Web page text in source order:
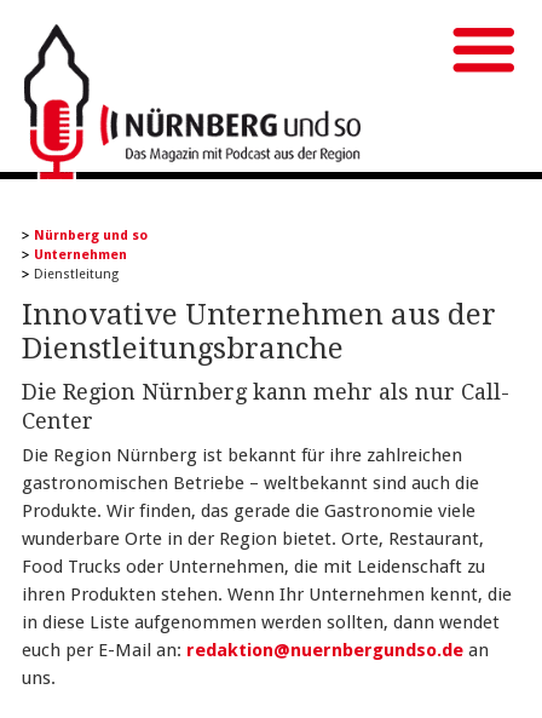
Nürnberg und so
Unternehmen
Dienstleitung
Innovative Unternehmen aus der
Dienstleitungsbranche
Die Region Nürnberg kann mehr als nur Call-
Center
Die Region Nürnberg ist bekannt für ihre zahlreichen
gastronomischen Betriebe – weltbekannt sind auch die
Produkte. Wir finden, das gerade die Gastronomie viele
wunderbare Orte in der Region bietet. Orte, Restaurant,
Food Trucks oder Unternehmen, die mit Leidenschaft zu
ihren Produkten stehen. Wenn Ihr Unternehmen kennt, die
in diese Liste aufgenommen werden sollten, dann wendet
euch per E-Mail an: redaktion@nuernbergundso.dean
uns.